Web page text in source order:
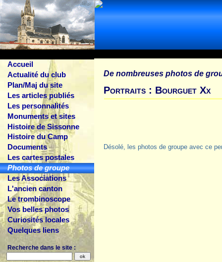
Accueil
Actualité du club
Plan/Maj du site
Les articles publiés
Les personnalités
Monuments et sites
Histoire de Sissonne
Histoire du Camp
Documents
Les cartes postales
Photos de groupe
Les Associations
L'ancien canton
Le trombinoscope
Vos belles photos
Curiosités locales
Quelques liens
Recherche dans le site :
De nombreuses photos de
Portraits : Bourguet Xx
Désolé, les photos de groupe avec ce